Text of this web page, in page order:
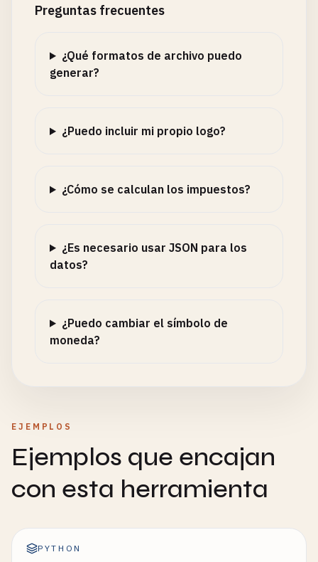
Preguntas frecuentes
¿Qué formatos de archivo puedo
generar?
¿Puedo incluir mi propio logo?
¿Cómo se calculan los impuestos?
¿Es necesario usar JSON para los
datos?
¿Puedo cambiar el símbolo de
moneda?
EJEMPLOS
Ejemplos que encajan
con esta herramienta
PYTHON